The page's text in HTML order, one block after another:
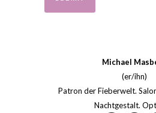
Michael
(er/ihn)
Patron der Fieberwelt.
Nachtgestalt.